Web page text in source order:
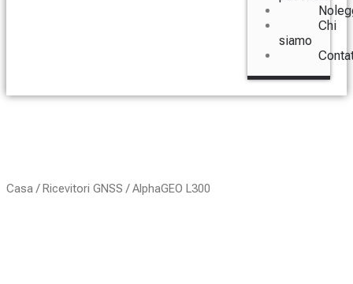
Chi
siamo
Casa/Ricevitori GNSS / AlphaGEO L300